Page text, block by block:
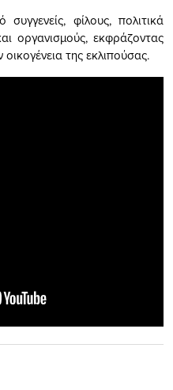
φίλους, πολιτικά
οργανισμούς, εκφράζοντας
της εκλιπούσας.